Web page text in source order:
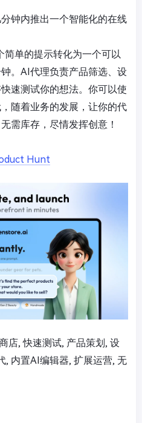
钟内推出一个智能化的在线
简单的提示转化为一个可以
。AI代理负责产品筛选、设
速测试你的想法。你可以使
随着业务的发展，让你的代
需库存，尽情发挥创意！
Hunt
店, 快速测试, 产品策划, 设
, 内置AI编辑器, 扩展运营, 无